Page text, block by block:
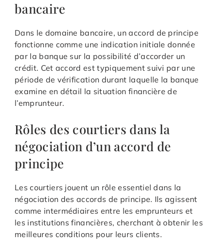
bancaire
Dans le domaine bancaire, un accord de principe
fonctionne comme une indication initiale donnée
par la banque sur la possibilité d’accorder un
crédit. Cet accord est typiquement suivi par une
période de vérification durant laquelle la banque
examine en détail la situation financière de
l’emprunteur.
Rôles des courtiers dans la
négociation d’un accord de
principe
Les courtiers jouent un rôle essentiel dans la
négociation des accords de principe. Ils agissent
comme intermédiaires entre les emprunteurs et
les institutions financières, cherchant à obtenir les
meilleures conditions pour leurs clients.